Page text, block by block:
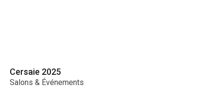
Cersaie 2025
Salons & Événements